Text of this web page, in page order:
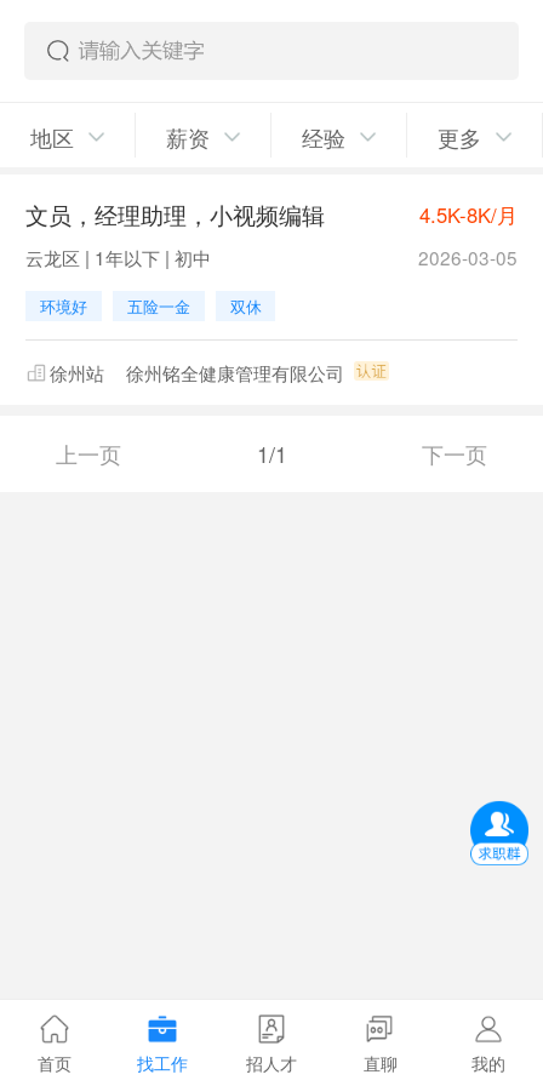
地区 薪资 经验 更多
文员，经理助理，小视频编辑 4.5K-8K/月
云龙区 | 1年以下 | 初中 2026-03-05
环境好 五险一金 双休
徐州站 徐州铭全健康管理有限公司
上一页 1/1 下一页
首页 找工作 招人才 直聊 我的